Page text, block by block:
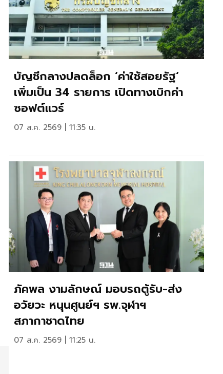
บัญชีกลางปลดล็อก ‘ค่าใช้สอยรัฐ‘
เพิ่มเป็น 34 รายการ เปิดทางเบิกค่า
ซอฟต์แวร์
07 ส.ค. 2569 | 11:35 น.
ภัคพล งามลักษณ์ มอบรถตู้รับ-ส่ง
อวัยวะ หนุนศูนย์ฯ รพ.จุฬาฯ
สภากาชาดไทย
07 ส.ค. 2569 | 11:25 น.